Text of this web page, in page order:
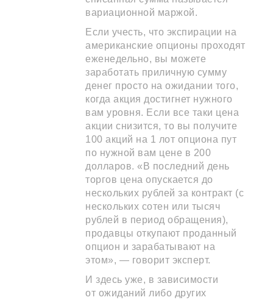
вариационной маржой.
Если учесть, что экспирации на
американские опционы проходят
еженедельно, вы можете
заработать приличную сумму
денег просто на ожидании того,
когда акция достигнет нужного
вам уровня. Если все таки цена
акции снизится, то вы получите
100 акций на 1 лот опциона пут
по нужной вам цене в 200
долларов. «В последний день
торгов цена опускается до
нескольких рублей за контракт (с
нескольких сотен или тысяч
рублей в период обращения),
продавцы откупают проданный
опцион и зарабатывают на
этом», — говорит эксперт.
И здесь уже, в зависимости
от ожиданий либо других